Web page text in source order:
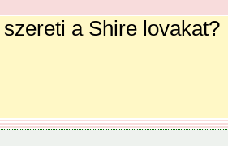
szereti a Shire lovakat?